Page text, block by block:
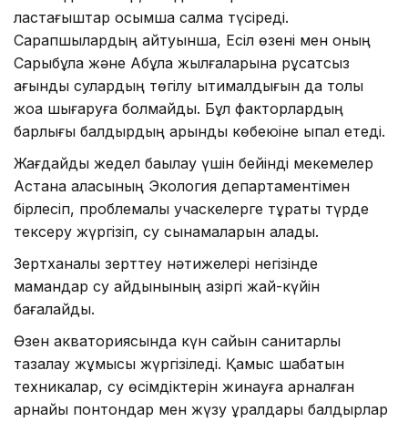
ластағыштар қосымша салмақ түсіреді.
Сарапшылардың айтуынша, Есіл өзені мен оның
Сарыбұлақ және Ақбұлақ жылғаларына рұқсатсыз
ағынды сулардың төгілу ықтималдығын да толық
жоққа шығаруға болмайды. Бұл факторлардың
барлығы балдырдың қарқынды көбеюіне ықпал етеді.
Жағдайды жедел бақылау үшін бейінді мекемелер
Астана қаласының Экология департаментімен
бірлесіп, проблемалы учаскелерге тұрақты түрде
тексеру жүргізіп, су сынамаларын алады.
Зертханалық зерттеу нәтижелері негізінде
мамандар су айдынының қазіргі жай-күйін
бағалайды.
Өзен акваториясында күн сайын санитарлық
тазалау жұмысы жүргізіледі. Қамыс шабатын
техникалар, су өсімдіктерін жинауға арналған
арнайы понтондар мен жүзу құралдары балдырлар